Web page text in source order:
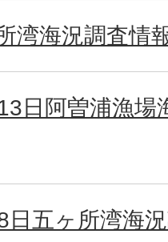
湾海況調査情
日阿曽浦漁場
日五ヶ所湾海